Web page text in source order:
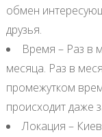
обмен
друзья.
Время – Раз в
месяца. Раз в
промежутком
происходит даже
Локация –